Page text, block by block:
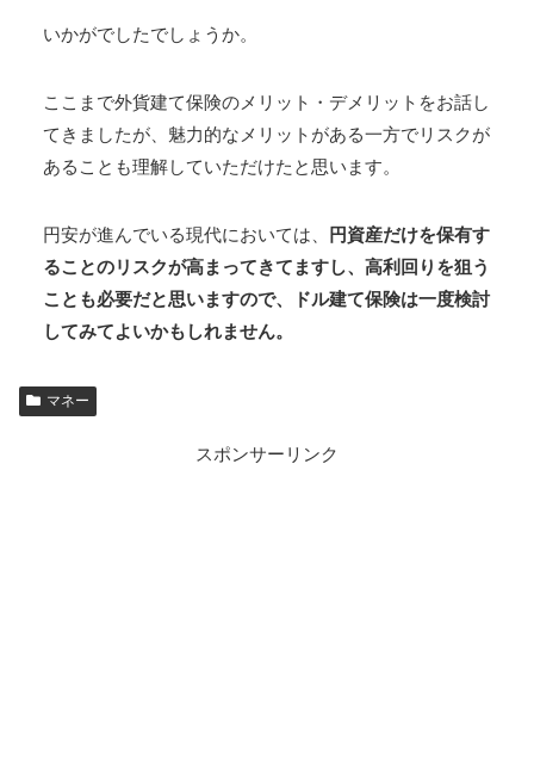
いかがでしたでしょうか。
ここまで外貨建て保険のメリット・デメリットをお話し
てきましたが、魅力的なメリットがある一方でリスクが
あることも理解していただけたと思います。
円安が進んでいる現代においては、
円資産だけを保有す
ることのリスクが高まってきてますし、高利回りを狙う
ことも必要だと思いますので、ドル建て保険は一度検討
してみてよいかもしれません。
マネー
スポンサーリンク